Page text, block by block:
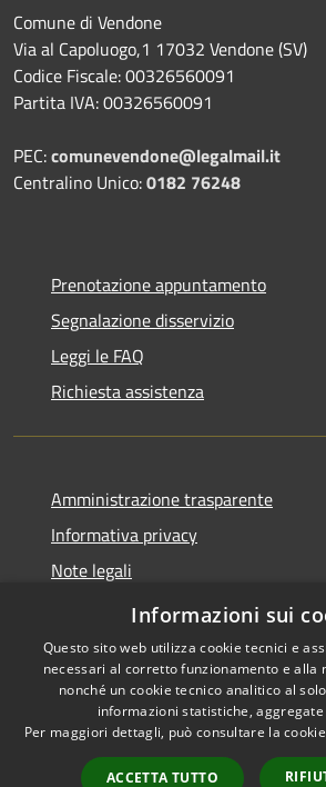
Comune di Vendone
Via al Capoluogo,1 17032 Vendone (SV)
Codice Fiscale: 00326560091
Partita IVA: 00326560091
PEC:comunevendone@legalmail.it
Centralino Unico:0182 76248
Prenotazione appuntamento
Segnalazione disservizio
Leggi le FAQ
Richiesta assistenza
Amministrazione trasparente
Informativa privacy
Note legali
Dichiarazione di accessibilità
Accessibilità
Informazioni sui
Questo sito web utilizza cookie tecnici e
necessari al corretto funzionamento e alla
nonché un cookie tecnico analitico al
informazioni statistiche,
Per maggiori dettagli, può consultare la
ACCETTA TUTTO